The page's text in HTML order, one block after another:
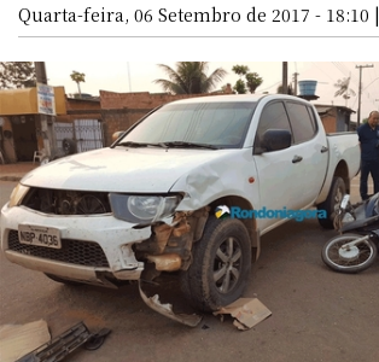
Quarta-feira, 06 Setembro de 2017 - 18:10 |